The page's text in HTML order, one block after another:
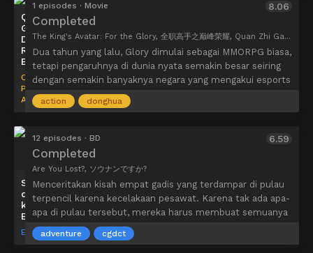
Quanzhi
Gaoshou:
Dianfeng
Rongyao
BD
Colored
Pencil
Animation
1 episodes · Movie
Completed
The King's Avatar: For the Glory, 全职高手之巅峰荣耀, Quan Zhi Gao Shou Movie, Full-Time Expert Movie, Master of Skills Movie, The King's Avatar Movie
8.06
Dua tahun yang lalu, Glory dimulai sebagai MMORPG biasa,
tetapi pengaruhnya di dunia nyata semakin besar seiring
dengan semakin banyaknya negara yang mengakui esports
sebagai olahraga resmi. Kini, di China, persiapan sedang
dilakukan untuk menggelar liga profesional pertama Glory,
Championship.
Teman-teman Ye Qiu dan Su Muqiu sama-sama bercita-
cita untuk membangun karier di dunia esports. Namun,
mengejar mimpinya di panggung nasional. Ketika kedua
pemuda itu akhirnya sepakat untuk membentuk tim
sendiri, mereka didukung oleh Tao Xuan, bos mereka dan
pemilik kafe internet Excellent Era, setelah itu mereka
menamai tim mereka. Dan begitu, Tim Excellent Era
action donghua
Sounan
desu
ka?
BD
Ezόla
12 episodes · BD
Completed
Are You Lost?, ソウナンですか?
6.59
Menceritakan kisah empat gadis yang terdampar di pulau
terpencil karena kecelakaan pesawat. Karena tak ada apa-
apa di pulau tersebut, mereka harus membuat semuanya
sendiri. Mereka dihadapkan dalam situasi bertahan hidup
di mana mereka harus menjalani kehidupan yang berbeda
adventure cgdct